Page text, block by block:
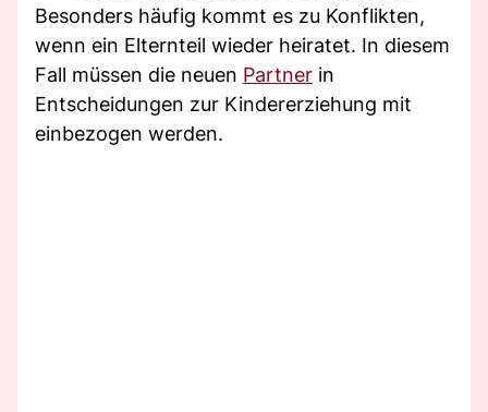
Besonders häufig kommt es zu Konflikten,
wenn ein Elternteil wieder heiratet. In diesem
Fall müssen die neuen Partner in
Entscheidungen zur Kindererziehung mit
einbezogen werden.